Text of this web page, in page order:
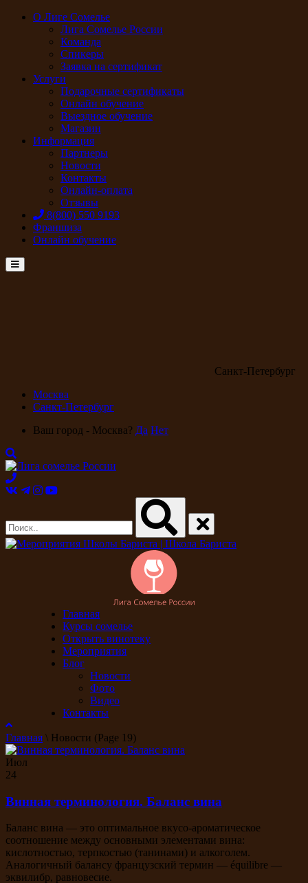
О Лиге Сомелье
Лига Сомелье России
Команда
Спикеры
Заявка на сертификат
Услуги
Подарочные сертификаты
Онлайн обучение
Выездное обучение
Магазин
Информация
Партнеры
Новости
Контакты
Онлайн-оплата
Отзывы
8(800) 550 9193
Франшиза
Онлайн обучение
Menu
Санкт-Петербург
Москва
Санкт-Петербург
Ваш город - Москва? Да Нет
Главная
Курсы сомелье
Открыть винотеку
Мероприятия
Блог
Новости
Фото
Видео
Контакты
Главная \ Новости (Page 19)
Июл
24
Винная терминология. Баланс вина
Баланс вина — это оптимальное вкусо-ароматическое
соотношение между основными элементами вина:
кислотностью, терпкостью (танинами) и алкоголем.
Аналогичный балансу французский термин — équilibre —
эквилибр, равновесие.